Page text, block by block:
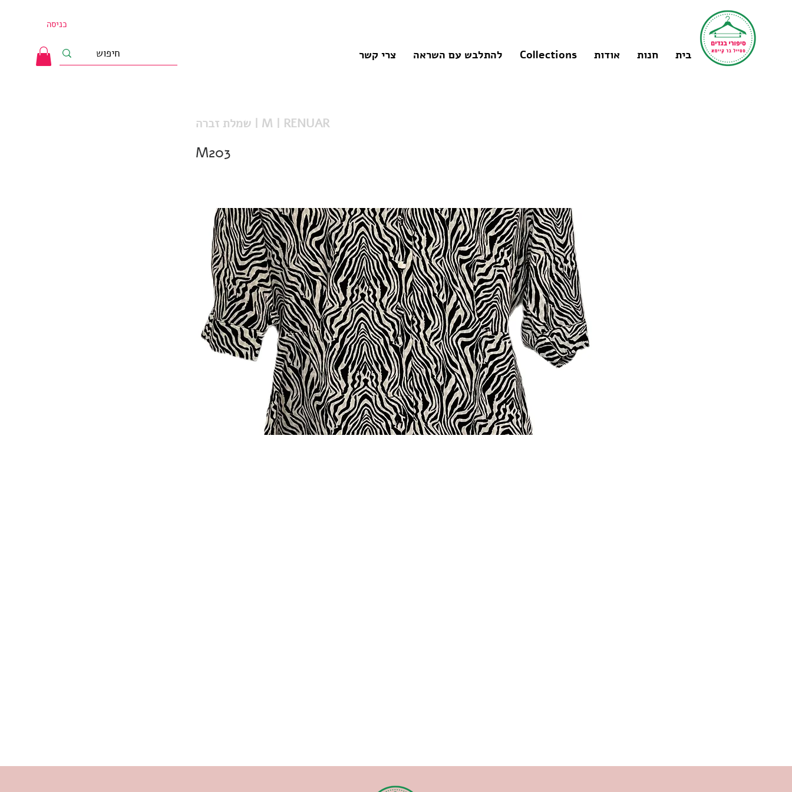
כניסה
בית חנות אודות Collections להתלבש עם השראה צרי קשר
שמלת זברה | M | RENUAR
M203